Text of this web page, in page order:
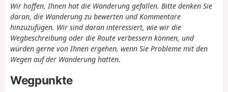
Wir hoffen, Ihnen hat die Wanderung gefallen. Bitte denken Sie
daran, die Wanderung zu bewerten und Kommentare
hinzuzufügen. Wir sind daran interessiert, wie wir die
Wegbeschreibung oder die Route verbessern können, und
würden gerne von Ihnen ergehen, wenn Sie Probleme mit den
Wegen auf der Wanderung hatten.
Wegpunkte